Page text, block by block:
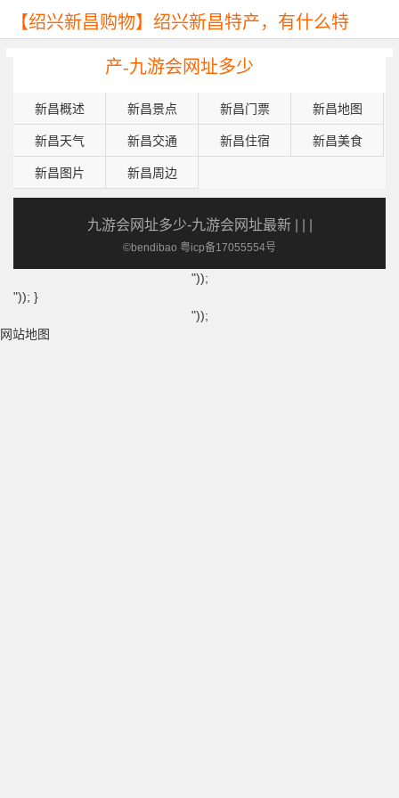
【绍兴新昌购物】绍兴新昌特产，有什么特
产-九游会网址多少
新昌概述 新昌景点 新昌门票 新昌地图
新昌天气 新昌交通 新昌住宿 新昌美食
新昌图片 新昌周边
九游会网址多少-九游会网址最新| | |
©bendibao 粤icp备17055554号
"));
")); }
"));
网站地图